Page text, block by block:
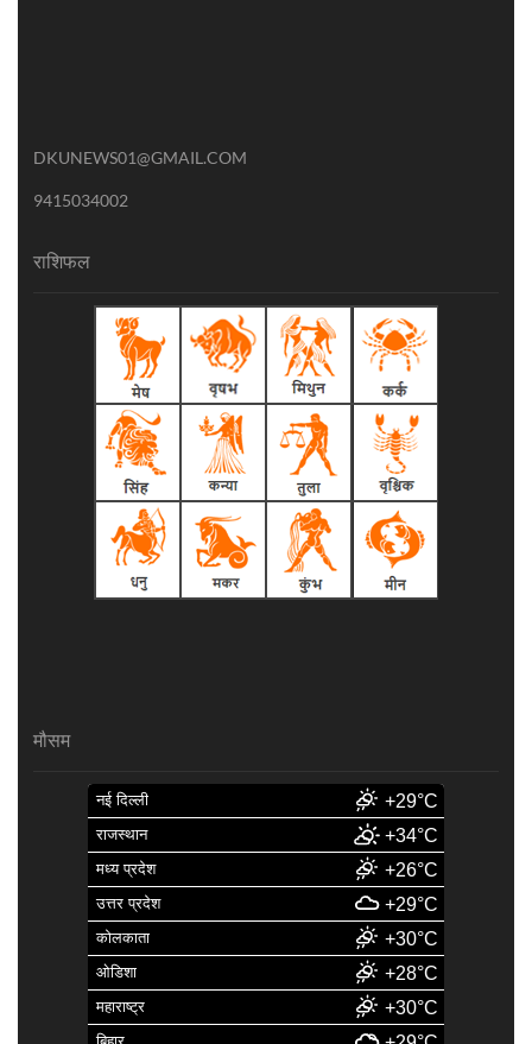
DKUNEWS01@GMAIL.COM
9415034002
राशिफल
मौसम
नई दिल्ली +29°C
राजस्थान +34°C
मध्य प्रदेश +26°C
उत्तर प्रदेश +29°C
कोलकाता +30°C
ओडिशा +28°C
महाराष्ट्र +30°C